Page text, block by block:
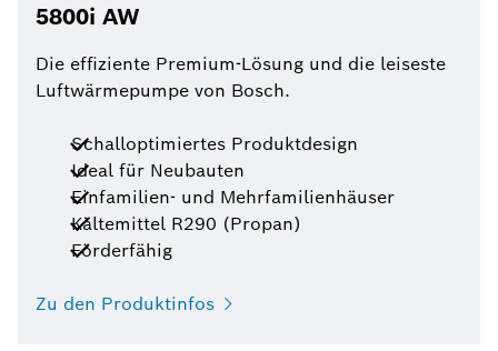
5800i AW
Die effiziente Premium-Lösung und die leiseste
Luftwärmepumpe von Bosch.
Schalloptimiertes Produktdesign
Ideal für Neubauten
Einfamilien- und Mehrfamilienhäuser
Kältemittel R290 (Propan)
Förderfähig
Zu den Produktinfos